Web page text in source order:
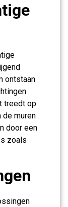
ontstaan
treedt op
de muren
door een
zoals